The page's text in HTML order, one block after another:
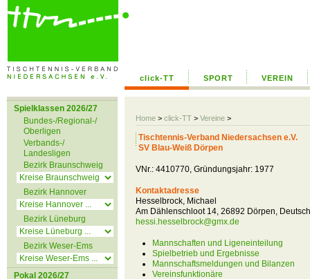
click-TT SPORT VEREIN
Home > click-TT > Vereine >
Spielklassen 2026/27
Bundes-/Regional-/
Oberligen
Verbands-/
Landesligen
Bezirk Braunschweig
Bezirk Hannover
Bezirk Lüneburg
Bezirk Weser-Ems
Pokal 2026/27
Tischtennis-Verband Niedersachsen e.V.
SV Blau-Weiß Dörpen
VNr.: 4410770, Gründungsjahr: 1977
Kontaktadresse
Hesselbrock, Michael
Am Dählenschloot 14, 26892 Dörpen,
hessi.hesselbrock@gmx.de
Mannschaften und Ligeneinteilung
Spielbetrieb und Ergebnisse
Mannschaftsmeldungen und Bilanzen
Vereinsfunktionäre